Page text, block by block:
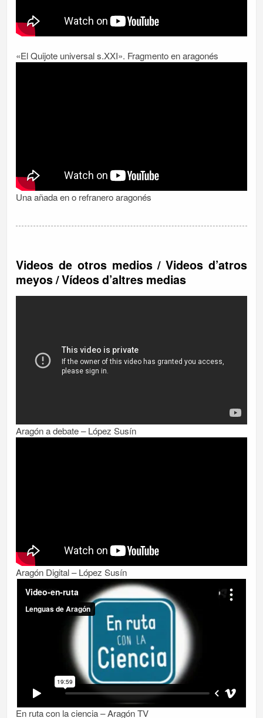
«El Quijote universal s.XXI». Fragmento en aragonés
Una añada en o refranero aragonés
Videos de otros medios / Videos d’atros
meyos / Vídeos d’altres medias
Aragón a debate – López Susín
Aragón Digital – López Susín
En ruta con la ciencia – Aragón TV